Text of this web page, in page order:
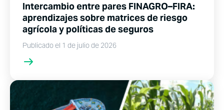
Intercambio entre pares FINAGRO–FIRA:
aprendizajes sobre matrices de riesgo
agrícola y políticas de seguros
Publicado el 1 de julio de 2026